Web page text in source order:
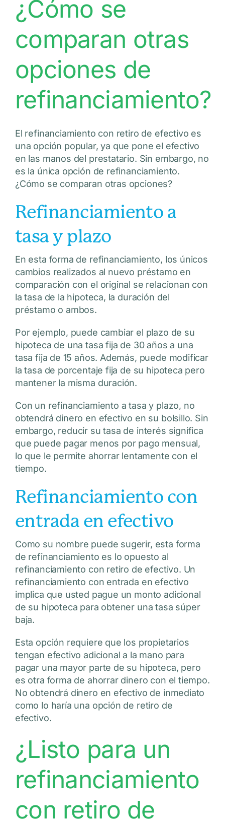
¿Cómo se
comparan otras
opciones de
refinanciamiento?
El refinanciamiento con retiro de efectivo es
una opción popular, ya que pone el efectivo
en las manos del prestatario. Sin embargo, no
es la única opción de refinanciamiento.
¿Cómo se comparan otras opciones?
Refinanciamiento a
tasa y plazo
En esta forma de refinanciamiento, los únicos
cambios realizados al nuevo préstamo en
comparación con el original se relacionan con
la tasa de la hipoteca, la duración del
préstamo o ambos.
Por ejemplo, puede cambiar el plazo de su
hipoteca de una tasa fija de 30 años a una
tasa fija de 15 años. Además, puede modificar
la tasa de porcentaje fija de su hipoteca pero
mantener la misma duración.
Con un refinanciamiento a tasa y plazo, no
obtendrá dinero en efectivo en su bolsillo. Sin
embargo, reducir su tasa de interés significa
que puede pagar menos por pago mensual,
lo que le permite ahorrar lentamente con el
tiempo.
Refinanciamiento con
entrada en efectivo
Como su nombre puede sugerir, esta forma
de refinanciamiento es lo opuesto al
refinanciamiento con retiro de efectivo. Un
refinanciamiento con entrada en efectivo
implica que usted pague un monto adicional
de su hipoteca para obtener una tasa súper
baja.
Esta opción requiere que los propietarios
tengan efectivo adicional a la mano para
pagar una mayor parte de su hipoteca, pero
es otra forma de ahorrar dinero con el tiempo.
No obtendrá dinero en efectivo de inmediato
como lo haría una opción de retiro de
efectivo.
¿Listo para un
refinanciamiento
con retiro de